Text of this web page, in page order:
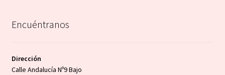
Encuéntranos
Dirección
Calle Andalucía Nº9 Bajo